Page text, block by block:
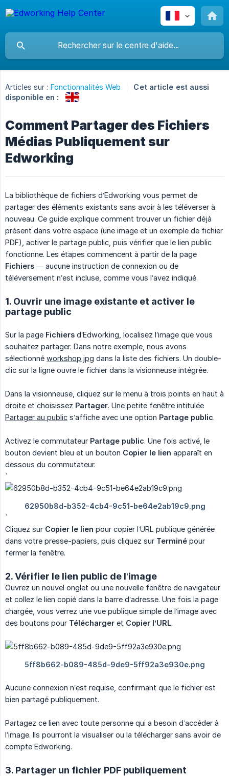
Articles sur : Fonctionnalités Web
Cet article est aussi
disponible en :
Comment Partager des Fichiers
Médias Publiquement sur
Edworking
La bibliothèque de fichiers d’Edworking vous permet de
partager des éléments existants sans avoir à les téléverser à
nouveau. Ce guide explique comment trouver un fichier déjà
présent dans votre espace (une image et un exemple de fichier
PDF), activer le partage public, puis vérifier que le lien public
fonctionne. Les étapes commencent à partir de la page
Fichiers — aucune instruction de connexion ou de
téléversement n’est incluse, comme vous l’avez indiqué.
1. Ouvrir une image existante et activer le
partage public
Sur la page Fichiers d’Edworking, localisez l’image que vous
souhaitez partager. Dans notre exemple, nous avons
sélectionné workshop.jpg dans la liste des fichiers. Un double-
clic sur la ligne ouvre le fichier dans la visionneuse intégrée.
Dans la visionneuse, cliquez sur le menu à trois points en haut à
droite et choisissez Partager. Une petite fenêtre intitulée
Partager au public s’affiche avec une option Partage public.
Activez le commutateur Partage public. Une fois activé, le
bouton devient bleu et un bouton Copier le lien apparaît en
dessous du commutateur.
`
`
Cliquez sur Copier le lien pour copier l’URL publique générée
dans votre presse-papiers, puis cliquez sur Terminé pour
fermer la fenêtre.
2. Vérifier le lien public de l’image
Ouvrez un nouvel onglet ou une nouvelle fenêtre de navigateur
et collez le lien copié dans la barre d’adresse. Une fois la page
chargée, vous verrez une vue publique simple de l’image avec
des boutons pour Télécharger et Copier l’URL.
Aucune connexion n’est requise, confirmant que le fichier est
bien partagé publiquement.
Partagez ce lien avec toute personne qui a besoin d’accéder à
l’image. Ils pourront la visualiser ou la télécharger sans avoir de
compte Edworking.
3. Partager un fichier PDF publiquement